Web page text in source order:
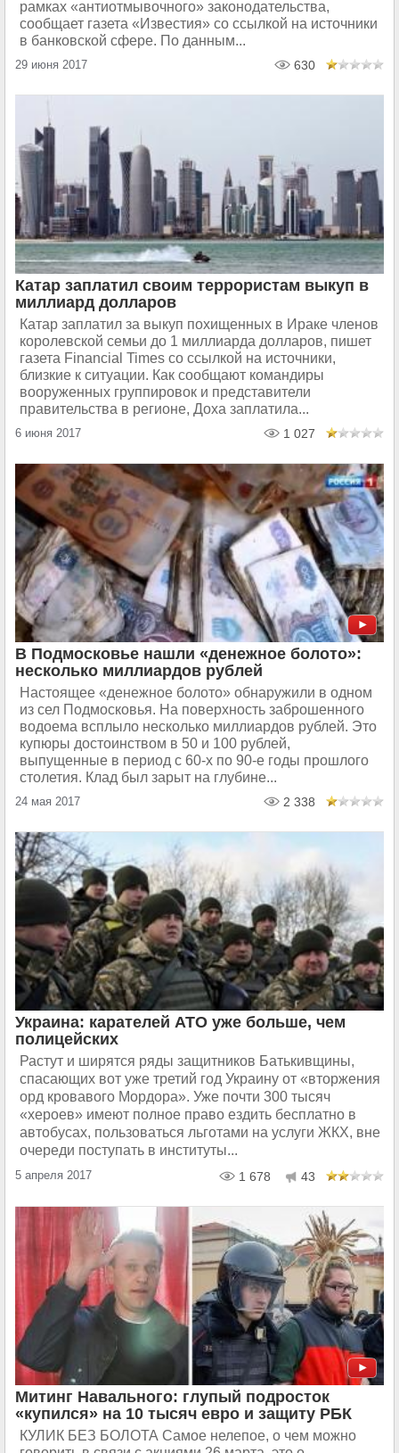
рамках «антиотмывочного» законодательства,
сообщает газета «Известия» со ссылкой на источники
в банковской сфере. По данным...
29 июня 2017 630
Катар заплатил своим террористам выкуп в
миллиард долларов
Катар заплатил за выкуп похищенных в Ираке членов
королевской семьи до 1 миллиарда долларов, пишет
газета Financial Times со ссылкой на источники,
близкие к ситуации. Как сообщают командиры
вооруженных группировок и представители
правительства в регионе, Доха заплатила...
6 июня 2017 1 027
В Подмосковье нашли «денежное болото»:
несколько миллиардов рублей
Настоящее «денежное болото» обнаружили в одном
из сел Подмосковья. На поверхность заброшенного
водоема всплыло несколько миллиардов рублей. Это
купюры достоинством в 50 и 100 рублей,
выпущенные в период с 60-х по 90-е годы прошлого
столетия. Клад был зарыт на глубине...
24 мая 2017 2 338
Украина: карателей АТО уже больше, чем
полицейских
Растут и ширятся ряды защитников Батькивщины,
спасающих вот уже третий год Украину от «вторжения
орд кровавого Мордора». Уже почти 300 тысяч
«хероев» имеют полное право ездить бесплатно в
автобусах, пользоваться льготами на услуги ЖКХ, вне
очереди поступать в институты...
5 апреля 2017 1 678 43
Митинг Навального: глупый подросток
«купился» на 10 тысяч евро и защиту РБК
КУЛИК БЕЗ БОЛОТА Самое нелепое, о чем можно